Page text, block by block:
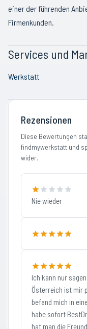
einer der führenden
Firmenkunden.
Services und
Werkstatt
Rezensionen
Diese Bewertungen
findmywerkstatt und
wider.
Nie wieder
Ich kann nur
Österreich ist mir
befand mich in
habe sofort
hat man die